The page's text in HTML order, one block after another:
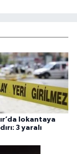
lokantaya
3 yaralı